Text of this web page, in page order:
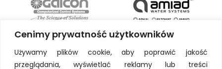
Cenimy prywatność użytkowników
Używamy plików cookie, aby poprawić jakość
przeglądania, wyświetlać reklamy lub treści